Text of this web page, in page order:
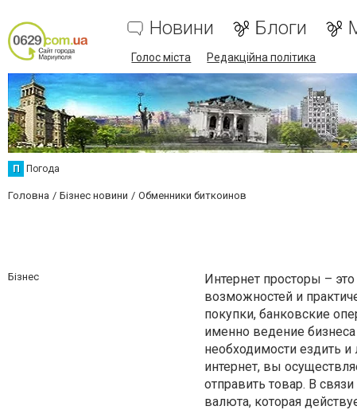
Новини Блоги
Голос міста Редакційна політика
П Погода
Головна Бізнес новини Обменники биткоинов
Бізнес
Интернет просторы –
возможностей и
покупки, банковские
именно ведение
необходимости ездить и
интернет, вы
отправить товар. В
валюта, которая